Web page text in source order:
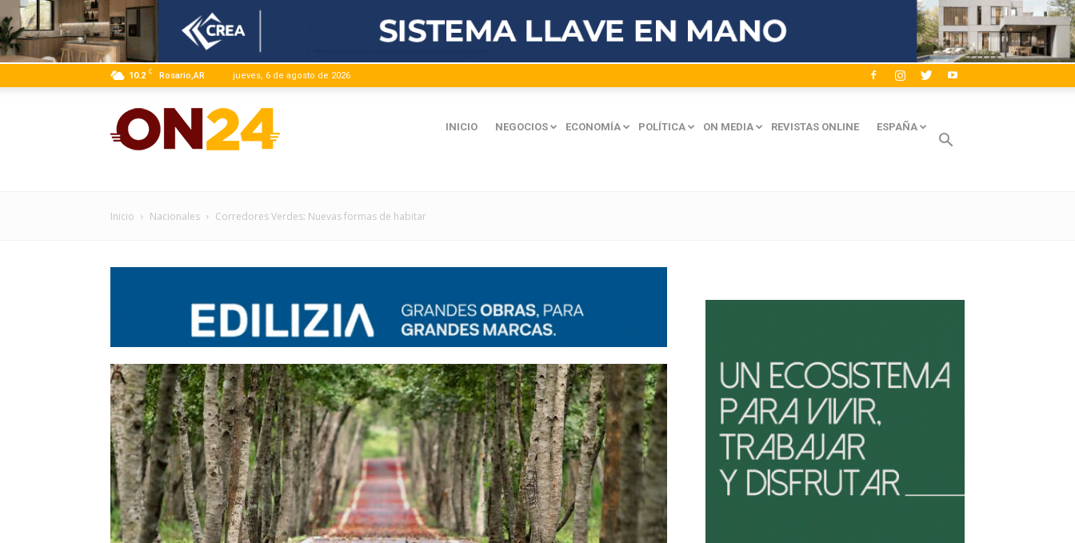
10.2 C Rosario,AR jueves, 6 de agosto de 2026
|
Precisa.
Periodismo
INICIO NEGOCIOS ECONOMÍA POLÍTICA ON MEDIA REVISTAS ONLINE ESPAÑA
Inicio Nacionales Corredores Verdes: Nuevas formas de habitar